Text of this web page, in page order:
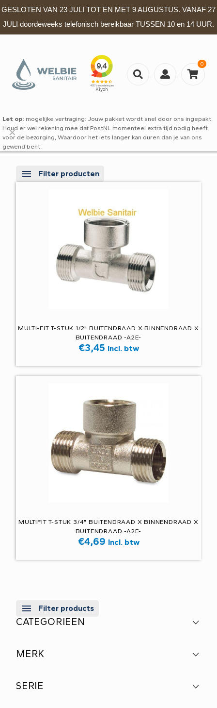
GESLOTEN VAN 23 JULI TOT EN MET 9 AUGUSTUS. VANAF 27
JULI doordeweeks telefonisch bereikbaar TUSSEN 10 en 14 UUR.
0
Let op: mogelijke vertraging: Jouw pakket wordt snel door ons ingepakt.
Houd er wel rekening mee dat PostNL momenteel extra tijd nodig heeft
voor de bezorging, Waardoor het iets langer kan duren dan je van ons
gewend bent.
✕
Filter producten
MULTI-FIT T-STUK 1/2" BUITENDRAAD X BINNENDRAAD X
BUITENDRAAD -A2E-
€3,45 Incl. btw
MULTIFIT T-STUK 3/4" BUITENDRAAD X BINNENDRAAD X
BUITENDRAAD -A2E-
€4,69 Incl. btw
Filter products
CATEGORIEEN
MERK
SERIE